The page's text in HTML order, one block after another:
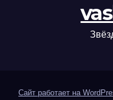
Сайт работает на